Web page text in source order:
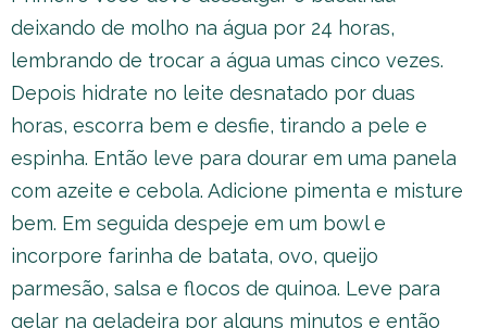
deixando de molho na água por 24 horas,
lembrando de trocar a água umas cinco vezes.
Depois hidrate no leite desnatado por duas
horas, escorra bem e desfie, tirando a pele e
espinha. Então leve para dourar em uma panela
com azeite e cebola. Adicione pimenta e misture
bem. Em seguida despeje em um bowl e
incorpore farinha de batata, ovo, queijo
parmesão, salsa e flocos de quinoa. Leve para
gelar na geladeira por alguns minutos e então